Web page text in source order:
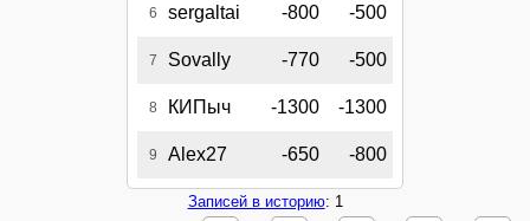
6 sergaltai -800 -500
7 Sovally -770 -500
8 КИПыч -1300 -1300
9 Alex27 -650 -800
Записей в историю: 1